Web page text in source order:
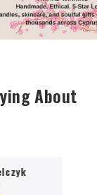
About